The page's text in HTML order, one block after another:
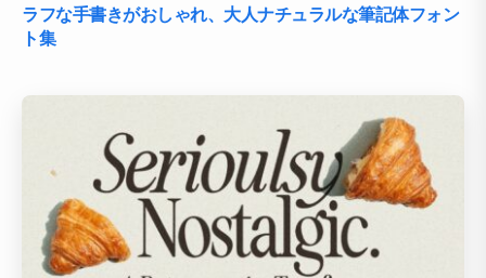
ラフな手書きがおしゃれ、大人ナチュラルな筆記体フォン
ト集